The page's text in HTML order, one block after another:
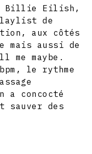
Billie Eilish,
de
aux côtés
mais aussi de
me maybe.
le rythme
a concocté
des